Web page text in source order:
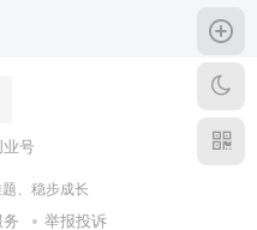
号
、稳步成长
举报投诉